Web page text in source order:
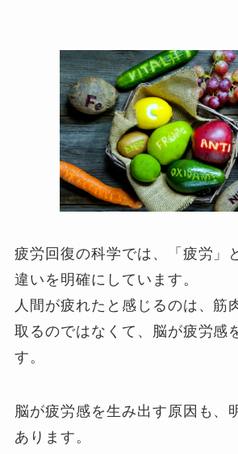
疲労回復の科学では、「疲労」
違いを明確にしています。
人間が疲れたと感じるのは、筋
取るのではなくて、脳が疲労感
す。
脳が疲労感を生み出す原因も、
あります。